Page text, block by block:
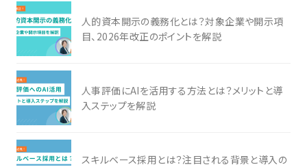
人的資本開示の義務化とは？対象企業や開示項
目、2026年改正のポイントを解説
人事評価にAIを活用する方法とは？メリットと導
入ステップを解説
スキルベース採用とは？注目される背景と導入の